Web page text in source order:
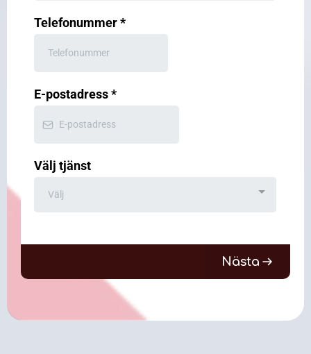
Telefonummer*
E-postadress*
Välj tjänst
Välj
Nästa